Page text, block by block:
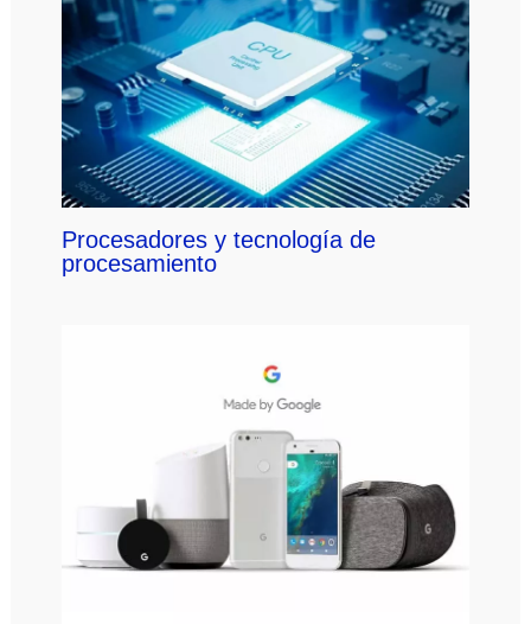
Procesadores y tecnología de
procesamiento